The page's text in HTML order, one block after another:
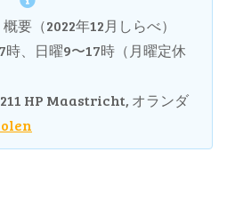
要（2022年12月しらべ）
、日曜9〜17時（月曜定休
HP Maastricht, オランダ